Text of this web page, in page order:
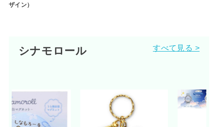
ザイン）
シナモロール すべて見る >